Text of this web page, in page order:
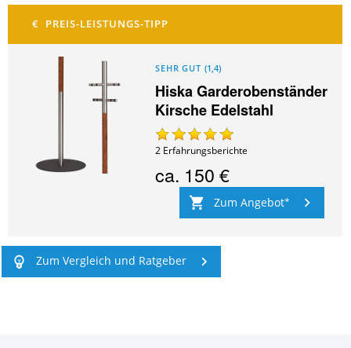
SEHR GUT (1,4)
Hiska Garderobenständer
Kirsche Edelstahl
2 Erfahrungsberichte
ca. 150 €
Zum Angebot
Zum Vergleich und Ratgeber